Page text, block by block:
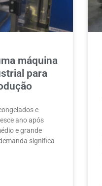
máquina
para
e
ano após
e grande
significa